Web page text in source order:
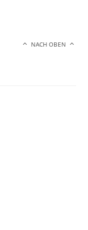
NACH OBEN